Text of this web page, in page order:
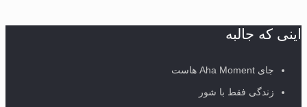
اینی که جالبه
جای Aha Moment هاست
زندگی فقط با شور